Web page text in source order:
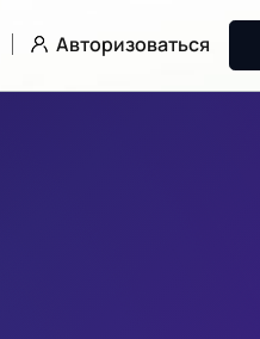
Авторизоваться